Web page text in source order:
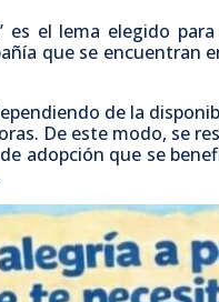
c
e
o
i
t
e
r
es el lema elegido
que se encuentran
de la
De este modo, se
adopción que se